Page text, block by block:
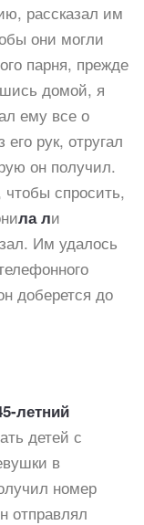
рассказал им
они могли
парня, прежде
домой, я
ему все о
рук, отругал
он получил.
спросить,
ла ли
Им удалось
доберется до
летний
детей с
в
номер
отправлял